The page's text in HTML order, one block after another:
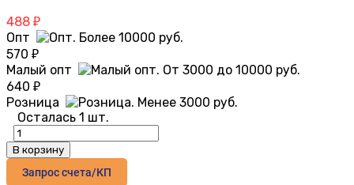
488 ₽
Опт
570 ₽
Малый опт
640 ₽
Розница
Осталась 1 шт.
В корзину
Запрос счета/КП